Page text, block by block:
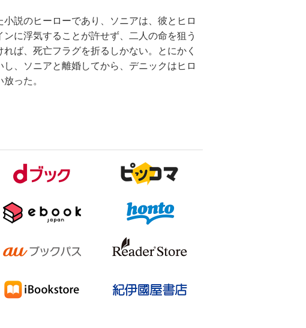
説のヒーローであり、ソニアは、彼とヒロ
に浮気することが許せず、二人の命を狙う
ば、死亡フラグを折るしかない。とにかく
、ソニアと離婚してから、デニックはヒロ
った。